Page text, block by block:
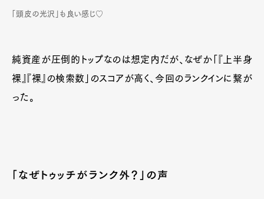
「頭皮の光沢」も良い感じ♡
純資産が圧倒的トップなのは想定内だが、なぜか「『上半身
裸』『裸』の検索数」のスコアが高く、今回のランクインに繋が
った。
「なぜトゥッチがランク外？」の声